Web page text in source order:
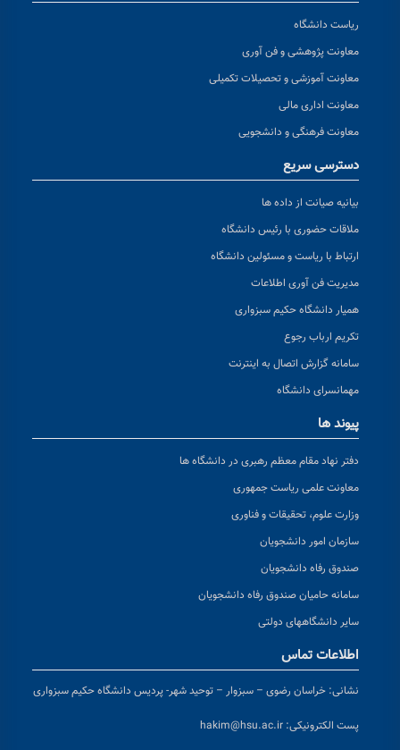
ریاست دانشگاه
معاونت پژوهشی و فن آوری
معاونت آموزشی و تحصیلات تکمیلی
معاونت اداری مالی
معاونت فرهنگی و دانشجویی
دسترسی سریع
بیانیه صیانت از داده ها
ملاقات حضوری با رئیس دانشگاه
ارتباط با ریاست و مسئولین دانشگاه
مدیریت فن آوری اطلاعات
همیار دانشگاه حکیم سبزواری
تکریم ارباب رجوع
سامانه گزارش اتصال به اینترنت
مهمانسرای دانشگاه
پیوند ها
دفتر نهاد مقام معظم رهبری در دانشگاه ها
معاونت علمی ریاست جمهوری
وزارت علوم، تحقیقات و فناوری
سازمان امور دانشجویان
صندوق رفاه دانشجویان
سامانه حامیان صندوق رفاه دانشجویان
سایر دانشگاههای دولتی
اطلاعات تماس
نشانی: خراسان رضوی – سبزوار – توحید شهر- پردیس دانشگاه حکیم سبزواری
پست الکترونیکی: hakim@hsu.ac.ir